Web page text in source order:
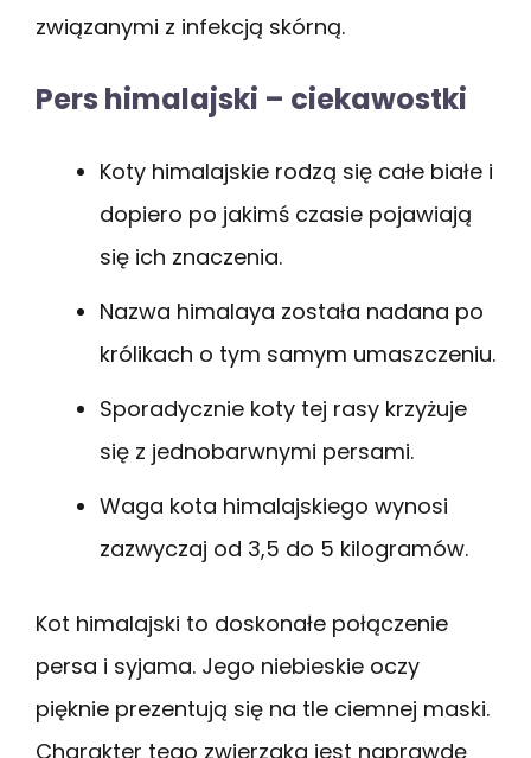
związanymi z infekcją skórną.
Pers himalajski – ciekawostki
Koty himalajskie rodzą się całe białe i
dopiero po jakimś czasie pojawiają
się ich znaczenia.
Nazwa himalaya została nadana po
królikach o tym samym umaszczeniu.
Sporadycznie koty tej rasy krzyżuje
się z jednobarwnymi persami.
Waga kota himalajskiego wynosi
zazwyczaj od 3,5 do 5 kilogramów.
Kot himalajski to doskonałe połączenie
persa i syjama. Jego niebieskie oczy
pięknie prezentują się na tle ciemnej maski.
Charakter tego zwierzaka jest naprawdę